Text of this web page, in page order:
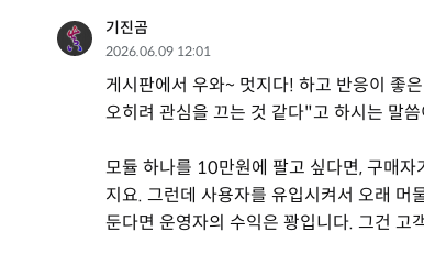
기진곰
2026.06.09 12:01
게시판에서 우와~ 멋지다! 하고 반응이 좋
오히려 관심을 끄는 것 같다"고 하시는 말
모듈 하나를 10만원에 팔고 싶다면, 구매
지요. 그런데 사용자를 유입시켜서 오래 머
둔다면 운영자의 수익은 꽝입니다. 그건 고